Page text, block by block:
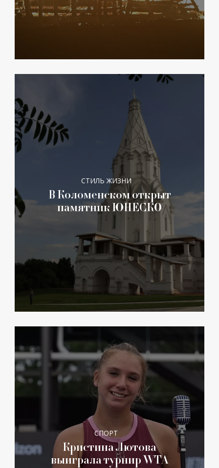
СТИЛЬ ЖИЗНИ
В Коломенском открыт
памятник ЮНЕСКО
СПОРТ
Кристина Лютова
выиграла турнир WTA